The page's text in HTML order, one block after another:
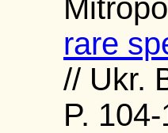
rare
// Ukr.
P.